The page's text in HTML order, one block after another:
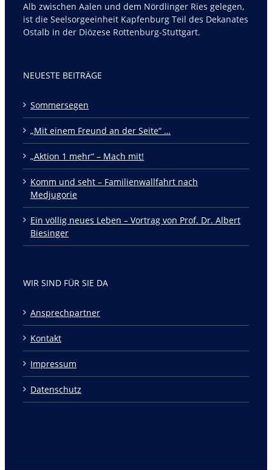
Alb zwischen Aalen und dem Nördlinger Ries gelegen,
ist die Seelsorgeeinheit Kapfenburg Teil des Dekanates
Ostalb in der Diözese Rottenburg-Stuttgart.
NEUESTE BEITRÄGE
Sommersegen
„Mit einem Freund an der Seite“ …
„Aktion 1 mehr“ – Mach mit!
Komm und seht – Familienwallfahrt nach
Medjugorie
Ein völlig neues Leben – Vortrag von Prof. Dr. Albert
Biesinger
WIR SIND FÜR SIE DA
Ansprechpartner
Kontakt
Impressum
Datenschutz